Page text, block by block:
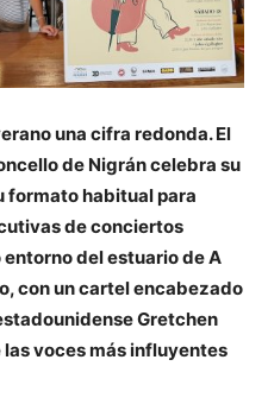
una cifra redonda. El
de Nigrán celebra su
formato habitual para
de conciertos
del estuario de A
con un cartel encabezado
Gretchen
voces más influyentes